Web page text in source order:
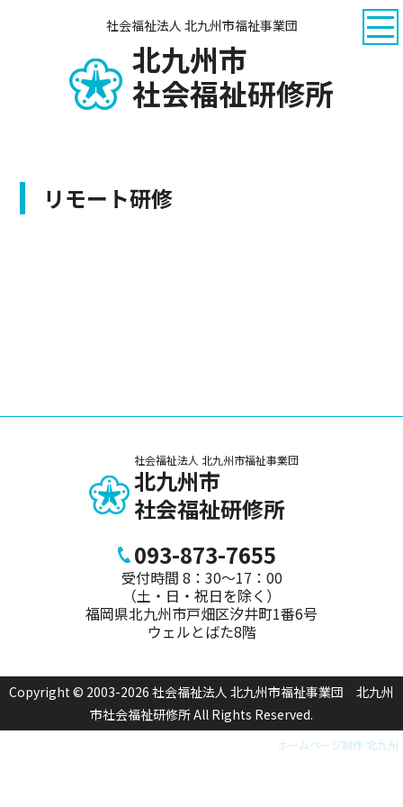
社会福祉法人 北九州市福祉事業団
北九州市
社会福祉研修所
リモート研修
社会福祉法人 北九州市福祉事業団
北九州市
社会福祉研修所
093-873-7655
受付時間 8：30～17：00
（土・日・祝日を除く）
福岡県北九州市戸畑区汐井町1番6号
ウェルとばた8階
Copyright © 2003-2026 社会福祉法人 北九州市福祉事業団 北九州
市社会福祉研修所 All Rights Reserved.
ホームページ制作 北九州